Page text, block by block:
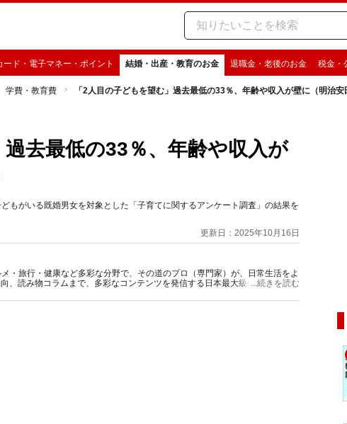
ード・電子マネー・ポイント 結婚・出産・教育のお金 退職金・老後のお金 税金・
学費・教育費 「2人目の子どもを望む」過去最低の33％、年齢や収入が壁に（明治安
過去最低の33％、年齢や収入が
もがいる既婚男女を対象とした「子育てに関するアンケート調査」の結果を
更新日：2025年10月16日
・旅行・健康など多彩な分野で、その道のプロ（専門家）が、日常生活をよ
、読み物コラムまで、多彩なコンテンツを発信する日本最大級の総合情報サ
...続きを読む